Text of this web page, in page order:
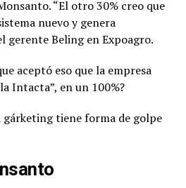
“El otro 30% creo que
nuevo y genera
gerente Beling en Expoagro.
aceptó eso que la empresa
Intacta”, en un 100%?
gárketing tiene forma de golpe